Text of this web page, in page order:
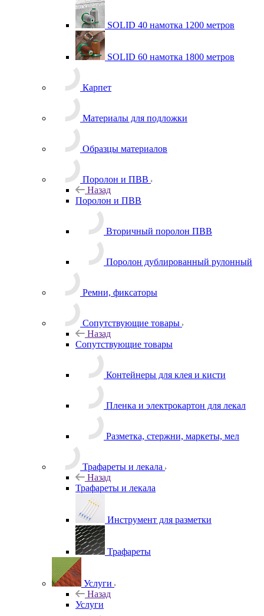
SOLID 40 намотка 1200 метров
SOLID 60 намотка 1800 метров
Карпет
Материалы для подложки
Образцы материалов
Поролон и ПВВ
Назад
Поролон и ПВВ
Вторичный поролон ПВВ
Поролон дублированный рулонный
Ремни, фиксаторы
Сопутствующие товары
Назад
Сопутствующие товары
Контейнеры для клея и кисти
Пленка и электрокартон для лекал
Разметка, стержни, маркеты, мел
Трафареты и лекала
Назад
Трафареты и лекала
Инструмент для разметки
Трафареты
Услуги
Назад
Услуги